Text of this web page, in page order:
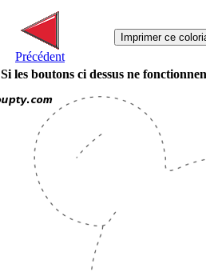
Précédent
Si les boutons ci dessus ne